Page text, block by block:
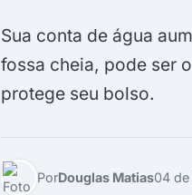
Sua conta de água
fossa cheia, pode ser
protege seu bolso.
PorDouglas Matias04